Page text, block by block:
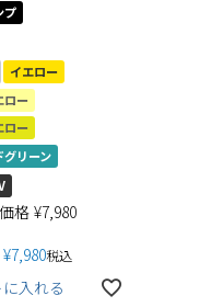
プ
イエロー
ロー
ロー
グリーン
格 ¥7,980
¥7,980税込
入れる